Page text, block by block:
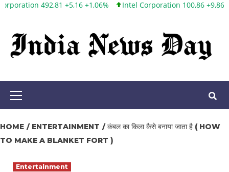
Skip
content
+5,16 +1,06% Intel Corporation 100,86 +9,86 +10,84%
Primary
HOME ENTERTAINMENT
कंबल का किला कैसे बनाया जाता है ( HOW
TO MAKE A BLANKET FORT )
Entertainment